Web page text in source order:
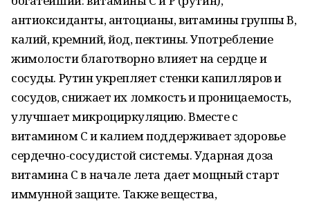
антиоксиданты, антоцианы, витамины группы В,
калий, кремний, йод, пектины. Употребление
жимолости благотворно влияет на сердце и
сосуды. Рутин укрепляет стенки капилляров и
сосудов, снижает их ломкость и проницаемость,
улучшает микроциркуляцию. Вместе с
витамином С и калием поддерживает здоровье
сердечно-сосудистой системы. Ударная доза
витамина С в начале лета дает мощный старт
иммунной защите. Также вещества,